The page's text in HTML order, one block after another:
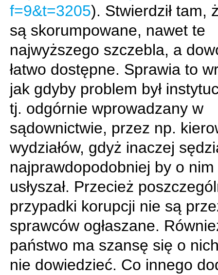
f=9&t=3205). Stwierdził tam,
są skorumpowane, nawet te
najwyższego szczebla, a
łatwo dostępne. Sprawia to
jak gdyby problem był
tj. odgórnie wprowadzany w
sądownictwie, przez np.
wydziałów, gdyż inaczej
najprawdopodobniej by o nim
usłyszał. Przecież
przypadki korupcji nie są
sprawców ogłaszane.
państwo ma szansę się o
nie dowiedzieć. Co innego